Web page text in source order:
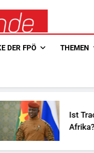
DER FPÖ THEMEN
Ist Traoré die Lösung für
Afrika?